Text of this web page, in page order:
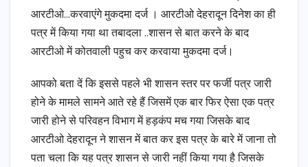
आरटीओ…करवाएंगे मुकदमा दर्ज । आरटीओ देहरादून दिनेश का ही
पत्र में किया गया था तबादला ..शासन से बात करने के बाद
आरटीओ में कोतवाली पहुच कर करवाया मुकदमा दर्ज।
आपको बता दें कि इससे पहले भी शासन स्तर पर फर्जी पत्र जारी
होने के मामले सामने आते रहे हैं जिसमें एक बार फिर ऐसा एक पत्र
जारी होने से परिवहन विभाग में हड़कंप मच गया जिसके बाद
आरटीओ देहरादून ने शासन में बात कर इस पत्र के बारे में जाना तो
पता चला कि यह पत्र शासन से जारी नहीं किया गया है जिसके